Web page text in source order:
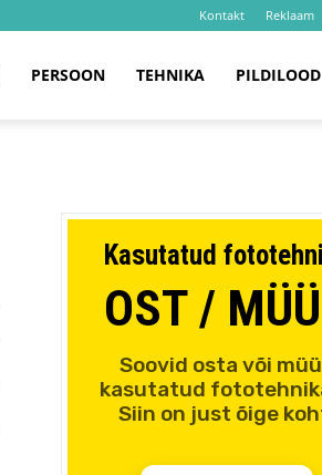
Kontakt Reklaam
PERSOON TEHNIKA PILDILOOD